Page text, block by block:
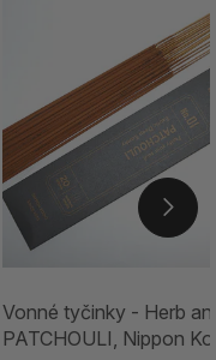
Vonné tyčinky - Herb
PATCHOULI, Nippon